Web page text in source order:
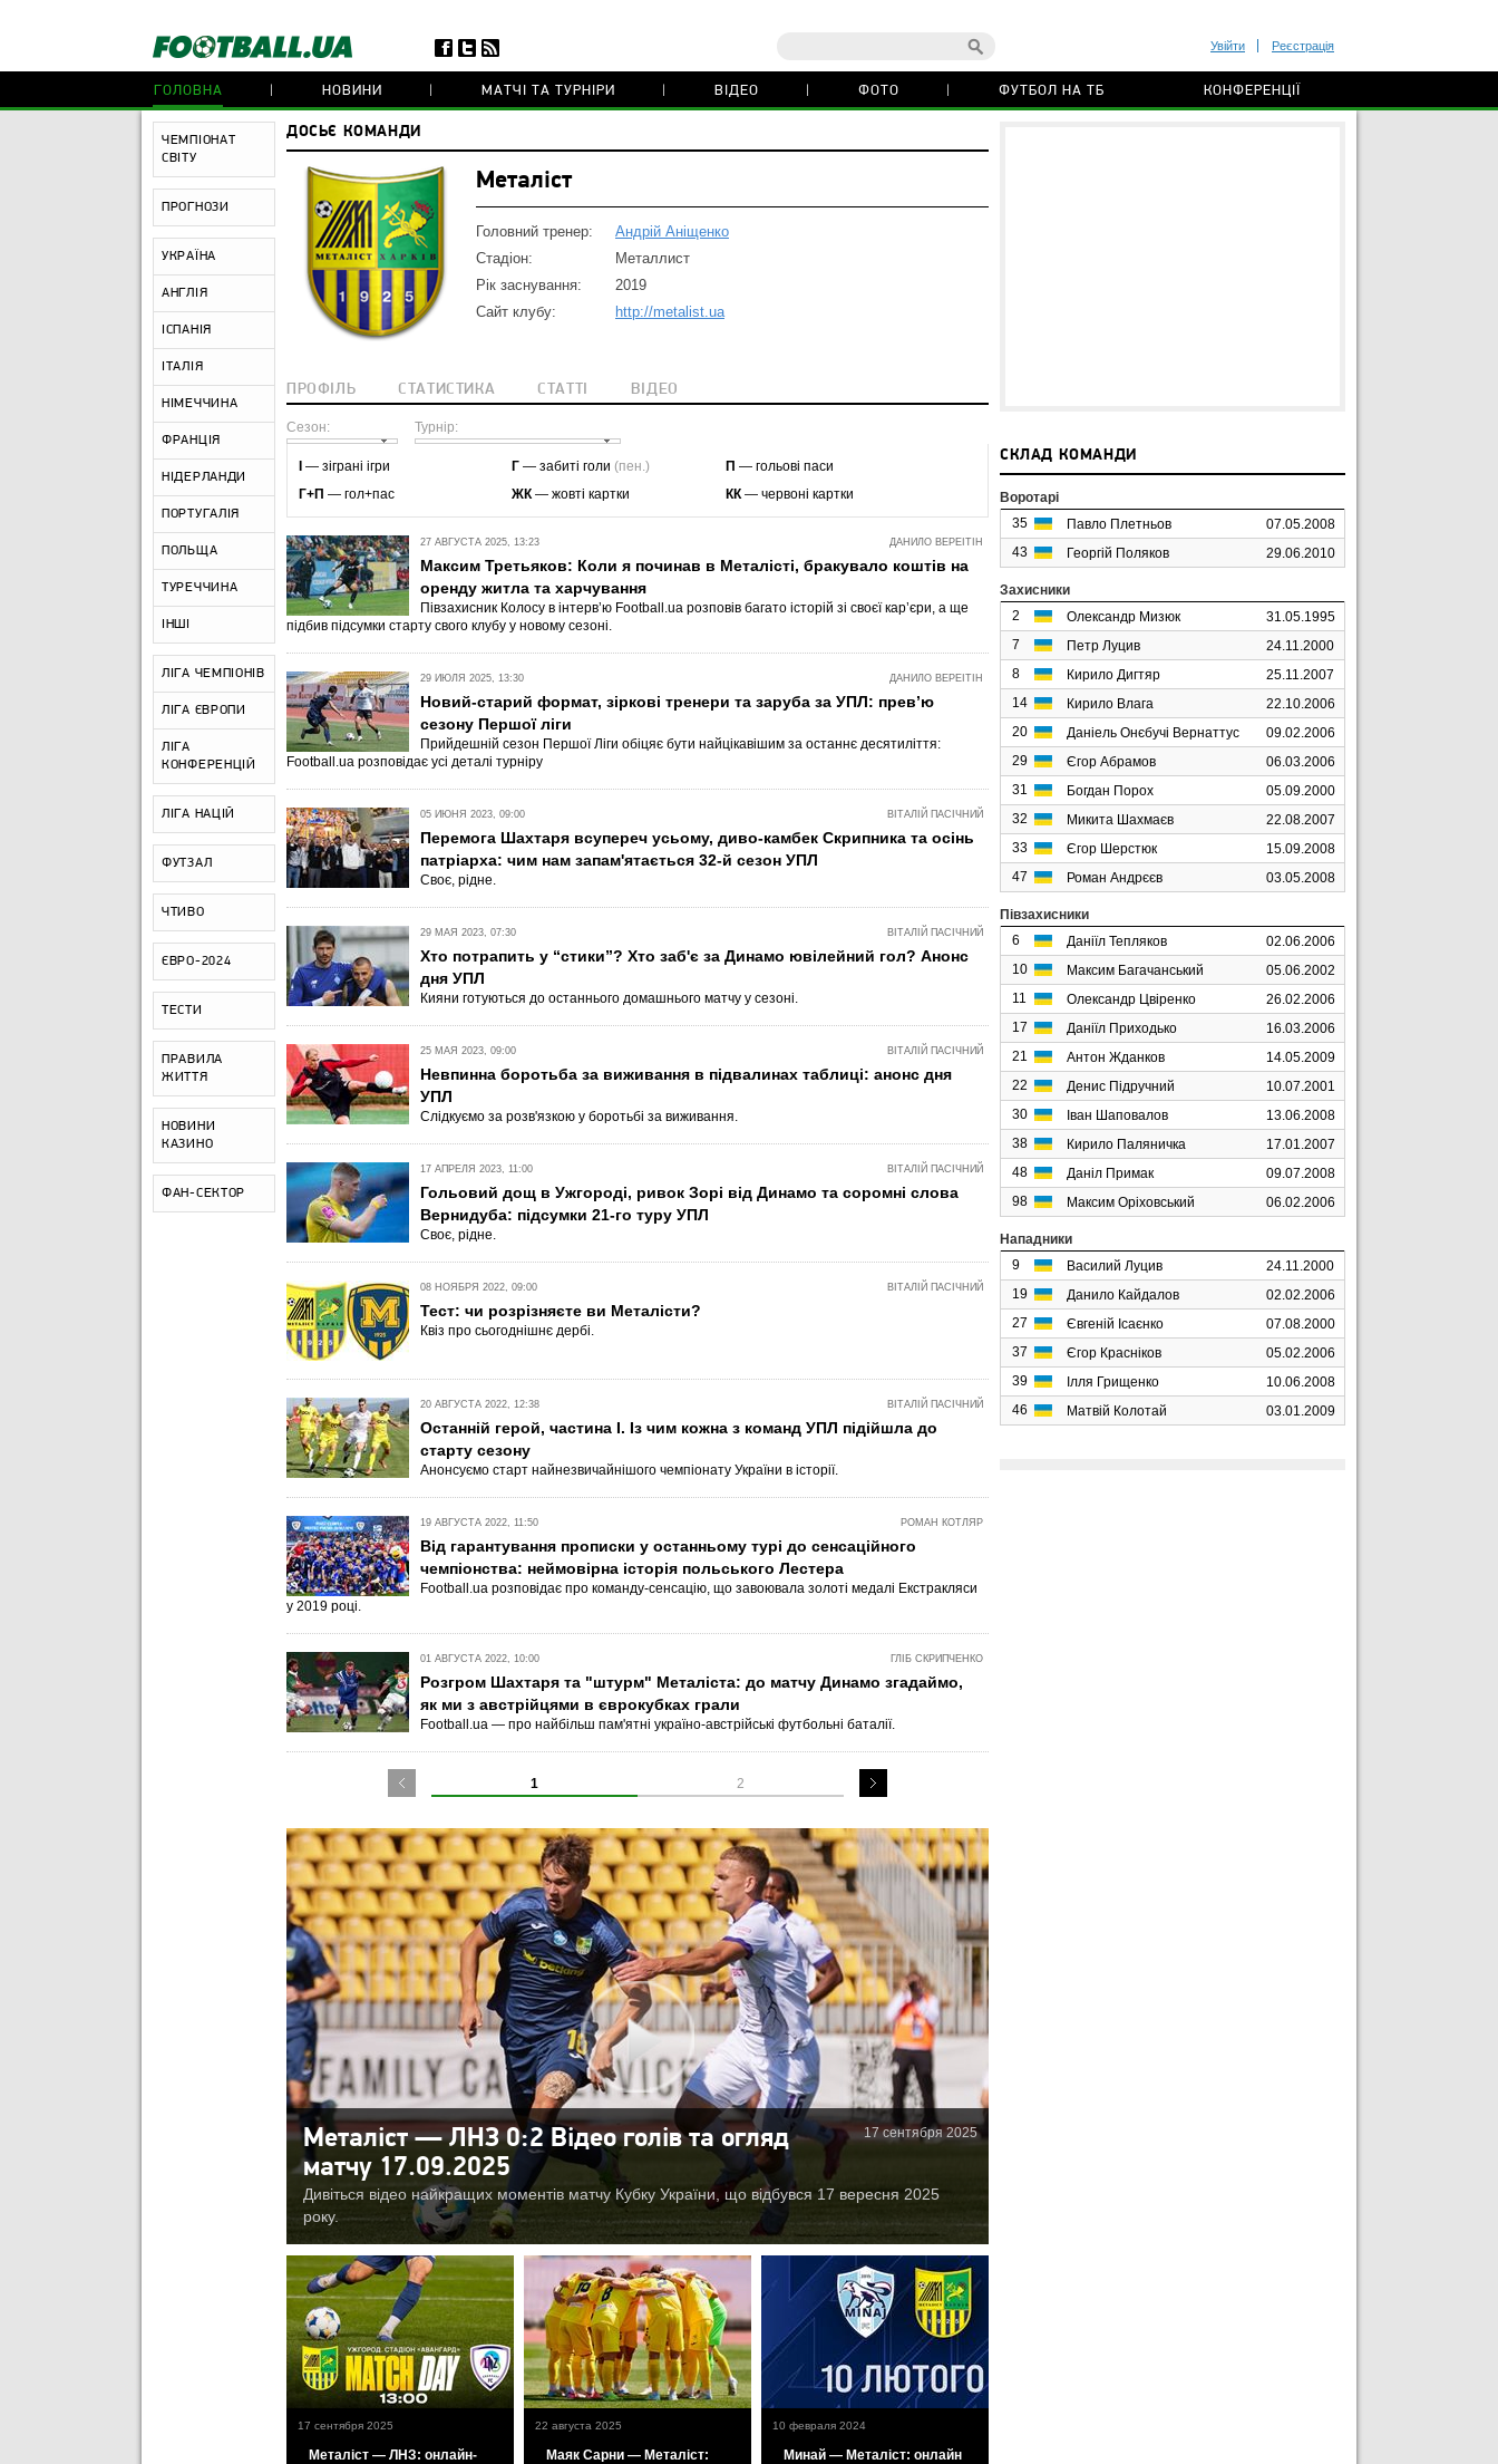
Увійти Реєстрація
ГОЛОВНА НОВИНИ МАТЧІ ТА ТУРНІРИ ВІДЕО ФОТО ФУТБОЛ НА ТБ КОНФЕРЕНЦІЇ
ЧЕМПІОНАТ
СВІТУ
ПРОГНОЗИ
УКРАЇНА
АНГЛІЯ
ІСПАНІЯ
ІТАЛІЯ
НІМЕЧЧИНА
ФРАНЦІЯ
НІДЕРЛАНДИ
ПОРТУГАЛІЯ
ПОЛЬЩА
ТУРЕЧЧИНА
ІНШІ
ЛІГА ЧЕМПІОНІВ
ЛІГА ЄВРОПИ
ЛІГА
КОНФЕРЕНЦІЙ
ЛІГА НАЦІЙ
ФУТЗАЛ
ЧТИВО
ЄВРО-2024
ТЕСТИ
ПРАВИЛА
ЖИТТЯ
НОВИНИ
КАЗИНО
ФАН-СЕКТОР
ДОСЬЄ КОМАНДИ
Металіст
Головний тренер:
Андрій Аніщенко
Стадіон:
Металлист
Рік заснування:
2019
Сайт клубу:
http://metalist.ua
ПРОФІЛЬ СТАТИСТИКА СТАТТІ ВІДЕО
Сезон: Турнір:
— зіграні ігри Г — забиті голи(пен.) П — гольові паси
Г+П — гол+пас ЖК— жовті картки КК— червоні картки
ДАНИЛО ВЕРЕІТІН
27 АВГУСТА 2025, 13:23
Максим Третьяков: Коли я починав в Металісті, бракувало коштів на
оренду житла та харчування
Півзахисник Колосу в інтерв’ю Football.ua розповів багато історій зі своєї кар’єри, а ще
підбив підсумки старту свого клубу у новому сезоні.
ДАНИЛО ВЕРЕІТІН
29 ИЮЛЯ 2025, 13:30
Новий-старий формат, зіркові тренери та заруба за УПЛ: прев’ю
сезону Першої ліги
Прийдешній сезон Першої Ліги обіцяє бути найцікавішим за останнє десятиліття:
Football.ua розповідає усі деталі турніру
ВІТАЛІЙ ПАСІЧНИЙ
05 ИЮНЯ 2023, 09:00
Перемога Шахтаря всупереч усьому, диво-камбек Скрипника та осінь
патріарха: чим нам запам'ятається 32-й сезон УПЛ
Своє, рідне.
ВІТАЛІЙ ПАСІЧНИЙ
29 МАЯ 2023, 07:30
Хто потрапить у “стики”? Хто заб'є за Динамо ювілейний гол? Анонс
дня УПЛ
Кияни готуються до останнього домашнього матчу у сезоні.
ВІТАЛІЙ ПАСІЧНИЙ
25 МАЯ 2023, 09:00
Невпинна боротьба за виживання в підвалинах таблиці: анонс дня
УПЛ
Слідкуємо за розв'язкою у боротьбі за виживання.
ВІТАЛІЙ ПАСІЧНИЙ
17 АПРЕЛЯ 2023, 11:00
Гольовий дощ в Ужгороді, ривок Зорі від Динамо та соромні слова
Вернидуба: підсумки 21-го туру УПЛ
Своє, рідне.
ВІТАЛІЙ ПАСІЧНИЙ
08 НОЯБРЯ 2022, 09:00
Тест: чи розрізняєте ви Металісти?
Квіз про сьогоднішнє дербі.
ВІТАЛІЙ ПАСІЧНИЙ
20 АВГУСТА 2022, 12:38
Останній герой, частина I. Із чим кожна з команд УПЛ підійшла до
старту сезону
Анонсуємо старт найнезвичайнішого чемпіонату України в історії.
РОМАН КОТЛЯР
19 АВГУСТА 2022, 11:50
Від гарантування прописки у останньому турі до сенсаційного
чемпіонства: неймовірна історія польського Лестера
Football.ua розповідає про команду-сенсацію, що завоювала золоті медалі Екстракляси
у 2019 році.
ГЛІБ СКРИПЧЕНКО
01 АВГУСТА 2022, 10:00
Розгром Шахтаря та "штурм" Металіста: до матчу Динамо згадаймо,
як ми з австрійцями в єврокубках грали
Football.ua — про найбільш пам'ятні україно-австрійські футбольні баталії.
1 2
17 сентября 2025
Металіст — ЛНЗ 0:2 Відео голів та огляд
матчу 17.09.2025
Дивіться відео найкращих моментів матчу Кубку України, що відбувся 17 вересня 2025
року.
17 сентября 2025
Металіст — ЛНЗ: онлайн-
22 августа 2025
Маяк Сарни — Металіст:
10 февраля 2024
Минай — Металіст: онлайн
СКЛАД КОМАНДИ
Воротарі
35
Павло Плетньов
07.05.2008
43
Георгій Поляков 29.06.2010
Захисники
2
Олександр Мизюк
31.05.1995
7
Петр Луцив
24.11.2000
8
Кирило Дигтяр
25.11.2007
14
Кирило Влага
22.10.2006
20
Даніель Онєбучі Вернаттус
09.02.2006
29
Єгор Абрамов
06.03.2006
31
Богдан Порох
05.09.2000
32
Микита Шахмаєв
22.08.2007
33
Єгор Шерстюк
15.09.2008
47
Роман Андрєєв 03.05.2008
Півзахисники
6
Даніїл Тепляков
02.06.2006
10
Максим Багачанський
05.06.2002
11
Олександр Цвіренко
26.02.2006
17
Даніїл Приходько
16.03.2006
21
Антон Жданков
14.05.2009
22
Денис Підручний
10.07.2001
30
Іван Шаповалов
13.06.2008
38
Кирило Паляничка
17.01.2007
48
Даніл Примак
09.07.2008
98
Максим Оріховський 06.02.2006
Нападники
9
Василий Луцив
24.11.2000
19
Данило Кайдалов
02.02.2006
27
Євгеній Ісаєнко
07.08.2000
37
Єгор Красніков
05.02.2006
39
Ілля Грищенко
10.06.2008
46
Матвій Колотай 03.01.2009